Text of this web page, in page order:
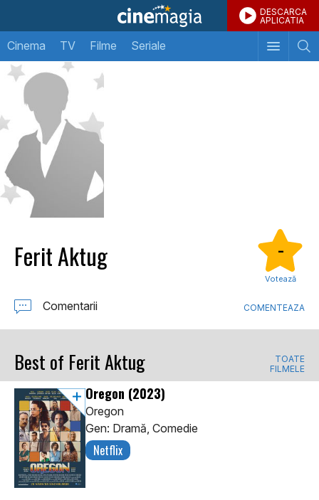
DESCARCA
APLICATIA
Cinema TV Filme Seriale
Ferit Aktug -
Votează
Comentarii COMENTEAZA
Best of Ferit Aktug
TOATE
FILMELE
Oregon (2023)
Oregon
Gen: Dramă, Comedie
Netflix